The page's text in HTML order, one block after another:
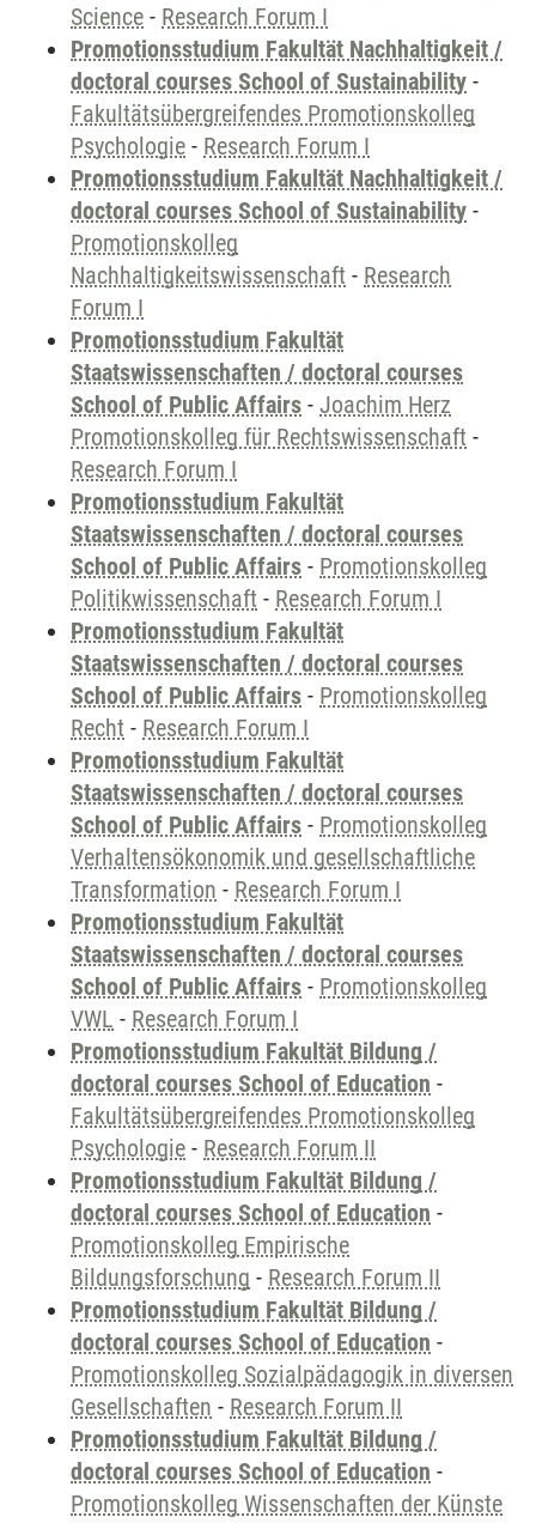
Science - Research Forum I
Promotionsstudium Fakultät Nachhaltigkeit /
doctoral courses School of Sustainability -
Fakultätsübergreifendes Promotionskolleg
Psychologie - Research Forum I
Promotionsstudium Fakultät Nachhaltigkeit /
doctoral courses School of Sustainability -
Promotionskolleg
Nachhaltigkeitswissenschaft - Research
Forum I
Promotionsstudium Fakultät
Staatswissenschaften / doctoral courses
School of Public Affairs - Joachim Herz
Promotionskolleg für Rechtswissenschaft -
Research Forum I
Promotionsstudium Fakultät
Staatswissenschaften / doctoral courses
School of Public Affairs - Promotionskolleg
Politikwissenschaft - Research Forum I
Promotionsstudium Fakultät
Staatswissenschaften / doctoral courses
School of Public Affairs - Promotionskolleg
Recht - Research Forum I
Promotionsstudium Fakultät
Staatswissenschaften / doctoral courses
School of Public Affairs - Promotionskolleg
Verhaltensökonomik und gesellschaftliche
Transformation - Research Forum I
Promotionsstudium Fakultät
Staatswissenschaften / doctoral courses
School of Public Affairs - Promotionskolleg
VWL - Research Forum I
Promotionsstudium Fakultät Bildung /
doctoral courses School of Education -
Fakultätsübergreifendes Promotionskolleg
Psychologie - Research Forum II
Promotionsstudium Fakultät Bildung /
doctoral courses School of Education -
Promotionskolleg Empirische
Bildungsforschung - Research Forum II
Promotionsstudium Fakultät Bildung /
doctoral courses School of Education -
Promotionskolleg Sozialpädagogik in diversen
Gesellschaften - Research Forum II
Promotionsstudium Fakultät Bildung /
doctoral courses School of Education -
Promotionskolleg Wissenschaften der Künste